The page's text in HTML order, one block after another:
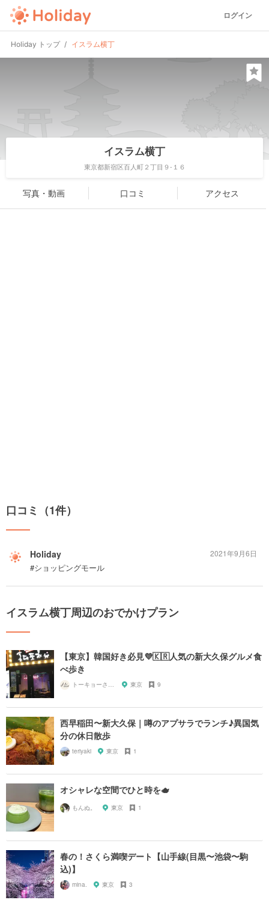
ログイン
Holiday トップ イスラム横丁
イスラム横丁
東京都新宿区百人町２丁目９-１６
写真・動画 口コミ アクセス
口コミ（1件）
Holiday
#ショッピングモール
2021年9月6日
イスラム横丁周辺のおでかけプラン
【東京】韓国好き必見💜🇰🇷人気の新大久保グルメ食
べ歩き
東京 9
西早稲田〜新大久保｜噂のアプサラでランチ♪異国気
分の休日散歩
teriyaki 東京 1
オシャレな空間でひと時を🫖
もんぬ。 東京 1
春の！さくら満喫デート【山手線(目黒〜池袋〜駒
込)】
mina. 東京 3